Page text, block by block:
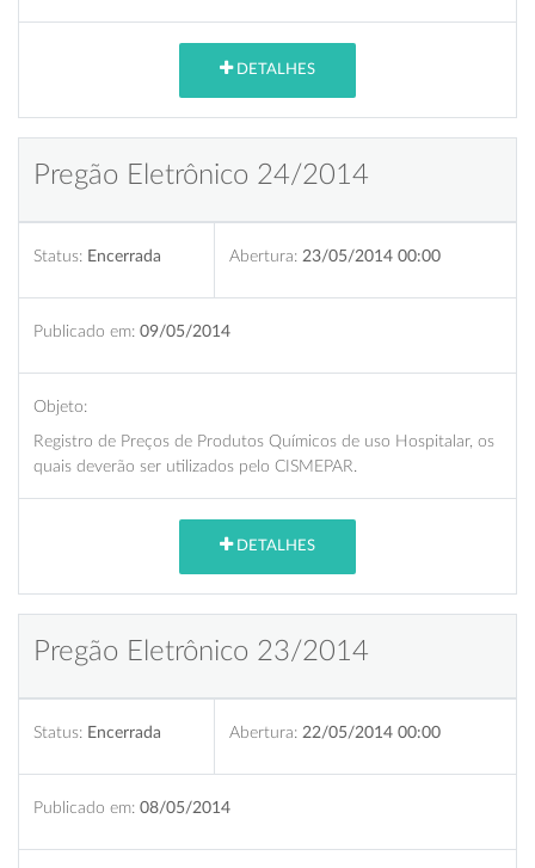
DETALHES
Pregão Eletrônico 24/2014
Status: Encerrada Abertura: 23/05/2014 00:00
Publicado em: 09/05/2014
Objeto:
Registro de Preços de Produtos Químicos de uso Hospitalar, os
quais deverão ser utilizados pelo CISMEPAR.
DETALHES
Pregão Eletrônico 23/2014
Status: Encerrada Abertura: 22/05/2014 00:00
Publicado em: 08/05/2014